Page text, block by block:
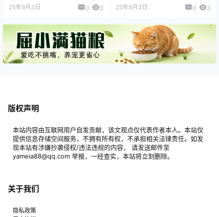
25年9月3日 0 0 25年9月3日 0 3
版权声明
本站内容由互联网用户自发贡献，该文观点仅代表作者本人。本站仅
提供信息存储空间服务，不拥有所有权，不承担相关法律责任。如发
现本站有涉嫌抄袭侵权/违法违规的内容， 请发送邮件至
yameia88@qq.com 举报，一经查实，本站将立刻删除。
关于我们
隐私政策